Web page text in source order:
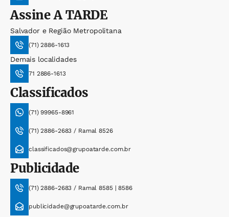
AssineA TARDE
Salvador e Região Metropolitana
(71) 2886-1613
Demais localidades
71 2886-1613
Classificados
(71) 99965-8961
(71) 2886-2683 / Ramal 8526
classificados@grupoatarde.com.br
Publicidade
(71) 2886-2683 / Ramal 8585 | 8586
publicidade@grupoatarde.com.br